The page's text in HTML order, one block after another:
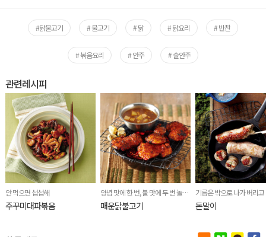
#닭불고기 # 불고기 # 닭 # 닭요리 # 반찬
# 볶음요리 # 안주 # 술안주
관련레시피
안 먹으면 섭섭해
주꾸미대파볶음
양념 맛에 한 번, 불 맛에 두 번 놀라는
매운닭불고기
기름은 밖으로 나가 버리고
돈말이